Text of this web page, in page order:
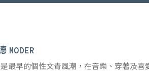
MODER
最早的個性文青風潮，在音樂、穿著及